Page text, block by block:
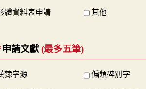
體資料表申請 其他
申請文獻 (最多五筆)
隸字源 偏類碑別字